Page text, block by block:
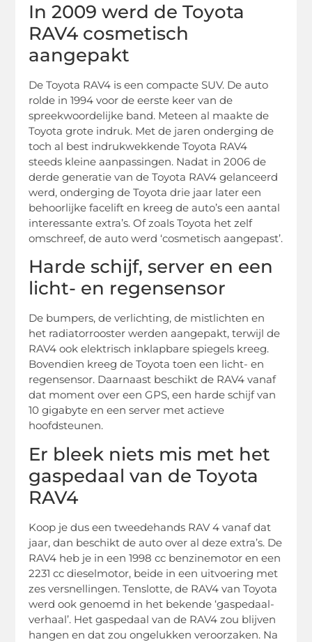
In 2009 werd de Toyota
RAV4 cosmetisch
aangepakt
De Toyota RAV4 is een compacte SUV. De auto
rolde in 1994 voor de eerste keer van de
spreekwoordelijke band. Meteen al maakte de
Toyota grote indruk. Met de jaren onderging de
toch al best indrukwekkende Toyota RAV4
steeds kleine aanpassingen. Nadat in 2006 de
derde generatie van de Toyota RAV4 gelanceerd
werd, onderging de Toyota drie jaar later een
behoorlijke facelift en kreeg de auto’s een aantal
interessante extra’s. Of zoals Toyota het zelf
omschreef, de auto werd ‘cosmetisch aangepast’.
Harde schijf, server en een
licht- en regensensor
De bumpers, de verlichting, de mistlichten en
het radiatorrooster werden aangepakt, terwijl de
RAV4 ook elektrisch inklapbare spiegels kreeg.
Bovendien kreeg de Toyota toen een licht- en
regensensor. Daarnaast beschikt de RAV4 vanaf
dat moment over een GPS, een harde schijf van
10 gigabyte en een server met actieve
hoofdsteunen.
Er bleek niets mis met het
gaspedaal van de Toyota
RAV4
Koop je dus een tweedehands RAV 4 vanaf dat
jaar, dan beschikt de auto over al deze extra’s. De
RAV4 heb je in een 1998 cc benzinemotor en een
2231 cc dieselmotor, beide in een uitvoering met
zes versnellingen. Tenslotte, de RAV4 van Toyota
werd ook genoemd in het bekende ‘gaspedaal-
verhaal’. Het gaspedaal van de RAV4 zou blijven
hangen en dat zou ongelukken veroorzaken. Na